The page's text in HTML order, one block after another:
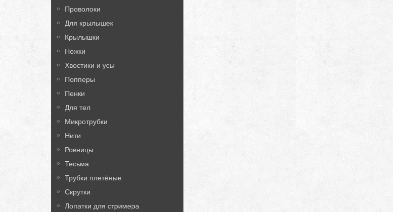
Проволоки
Для крылышек
Крылышки
Ножки
Хвостики и усы
Попперы
Пенки
Для тел
Микротрубки
Нити
Ровницы
Тесьма
Трубки плетёные
Скрутки
Лопатки для стримера